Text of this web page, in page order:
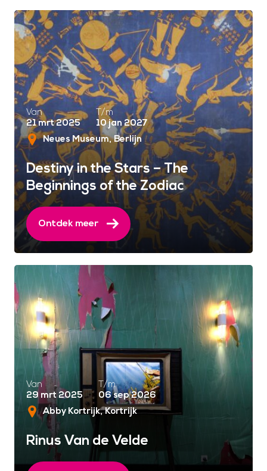
Van
21 mrt 2025
T/m
10 jan 2027
Neues Museum Berlijn
Destiny in the Stars – The
Beginnings of the Zodiac
Ontdek meer
Van
29 mrt 2025
T/m
06 sep 2026
Abby Kortrijk Kortrijk
Rinus Van de Velde